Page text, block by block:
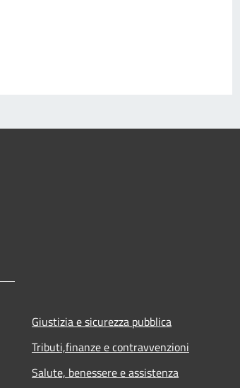
Giustizia e sicurezza pubblica
Tributi,finanze e contravvenzioni
Salute, benessere e assistenza